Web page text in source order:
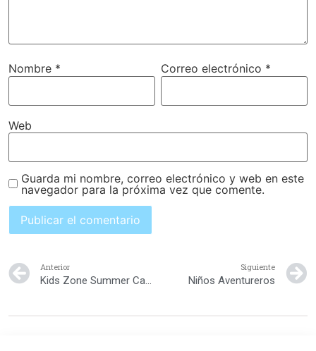
Nombre * Correo electrónico *
Web
Guarda mi nombre, correo electrónico y web en este
navegador para la próxima vez que comente.
Anterior
Kids Zone Summer Camp
Siguiente
Niños Aventureros